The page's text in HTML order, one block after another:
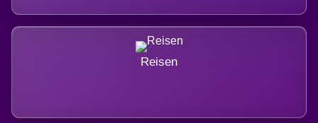
Reisen